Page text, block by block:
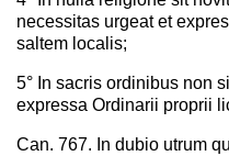
necessitas urgeat et
saltem localis;
5° In sacris ordinibus non
expressa Ordinarii proprii
Can. 767. In dubio utrum